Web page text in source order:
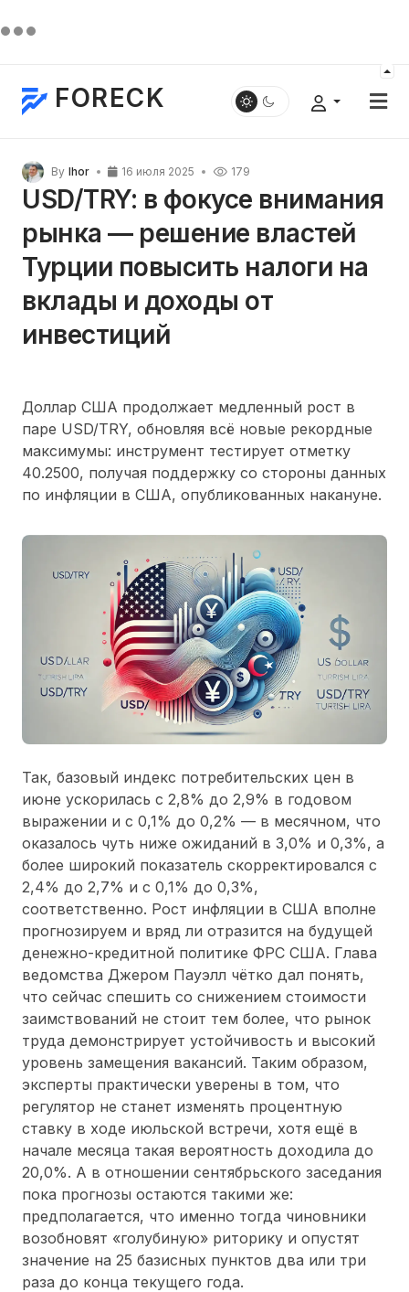
FORECK
By Ihor 16 июля 2025 179
USD/TRY: в фокусе внимания
рынка — решение властей
Турции повысить налоги на
вклады и доходы от
инвестиций
Доллар США продолжает медленный рост в
паре USD/TRY, обновляя всё новые рекордные
максимумы: инструмент тестирует отметку
40.2500, получая поддержку со стороны данных
по инфляции в США, опубликованных накануне.
Так, базовый индекс потребительских цен в
июне ускорилась с 2,8% до 2,9% в годовом
выражении и с 0,1% до 0,2% — в месячном, что
оказалось чуть ниже ожиданий в 3,0% и 0,3%, а
более широкий показатель скорректировался с
2,4% до 2,7% и с 0,1% до 0,3%,
соответственно. Рост инфляции в США вполне
прогнозируем и вряд ли отразится на будущей
денежно-кредитной политике ФРС США. Глава
ведомства Джером Пауэлл чётко дал понять,
что сейчас спешить со снижением стоимости
заимствований не стоит тем более, что рынок
труда демонстрирует устойчивость и высокий
уровень замещения вакансий. Таким образом,
эксперты практически уверены в том, что
регулятор не станет изменять процентную
ставку в ходе июльской встречи, хотя ещё в
начале месяца такая вероятность доходила до
20,0%. А в отношении сентябрьского заседания
пока прогнозы остаются такими же:
предполагается, что именно тогда чиновники
возобновят «голубиную» риторику и опустят
значение на 25 базисных пунктов два или три
раза до конца текущего года.